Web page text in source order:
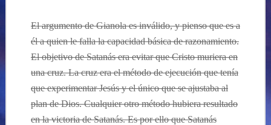
El argumento de Gianola es inválido, y pienso que es a
él a quien le falla la capacidad básica de razonamiento.
El objetivo de Satanás era evitar que Cristo muriera en
una cruz. La cruz era el método de ejecución que tenía
que experimentar Jesús y el único que se ajustaba al
plan de Dios. Cualquier otro método hubiera resultado
en la victoria de Satanás. Es por ello que Satanás